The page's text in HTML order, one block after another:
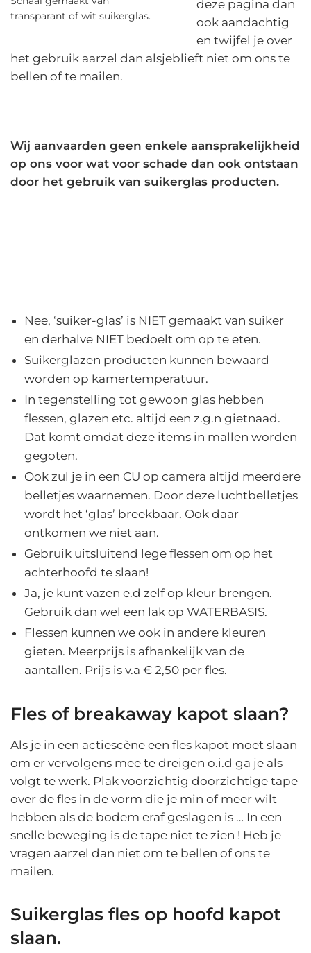
transparant of wit suikerglas.
deze pagina dan
ook aandachtig
en twijfel je over
het gebruik aarzel dan alsjeblieft niet om ons te
bellen of te mailen.
Wij aanvaarden geen enkele aansprakelijkheid
op ons voor wat voor schade dan ook ontstaan
door het gebruik van suikerglas producten.
Nee, ‘suiker-glas’ is NIET gemaakt van suiker
en derhalve NIET bedoelt om op te eten.
Suikerglazen producten kunnen bewaard
worden op kamertemperatuur.
In tegenstelling tot gewoon glas hebben
flessen, glazen etc. altijd een z.g.n gietnaad.
Dat komt omdat deze items in mallen worden
gegoten.
Ook zul je in een CU op camera altijd meerdere
belletjes waarnemen. Door deze luchtbelletjes
wordt het ‘glas’ breekbaar. Ook daar
ontkomen we niet aan.
Gebruik uitsluitend lege flessen om op het
achterhoofd te slaan!
Ja, je kunt vazen e.d zelf op kleur brengen.
Gebruik dan wel een lak op WATERBASIS.
Flessen kunnen we ook in andere kleuren
gieten. Meerprijs is afhankelijk van de
aantallen. Prijs is v.a € 2,50 per fles.
Fles of breakaway kapot slaan?
Als je in een actiescène een fles kapot moet slaan
om er vervolgens mee te dreigen o.i.d ga je als
volgt te werk. Plak voorzichtig doorzichtige tape
over de fles in de vorm die je min of meer wilt
hebben als de bodem eraf geslagen is … In een
snelle beweging is de tape niet te zien ! Heb je
vragen aarzel dan niet om te bellen of ons te
mailen.
Suikerglas fles op hoofd kapot
slaan.